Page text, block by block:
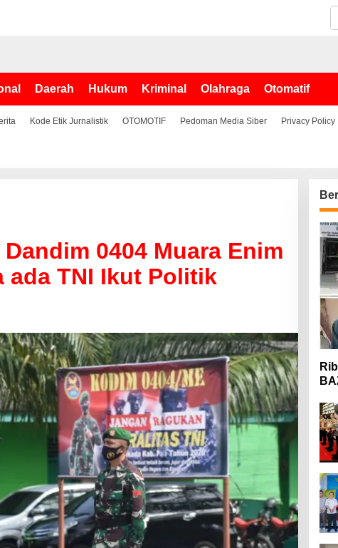
Daerah Hukum Kriminal Olahraga Otomatif
Kode Etik Jurnalistik OTOMOTIF Pedoman Media Siber Privacy Policy
0404 Muara Enim
ada TNI Ikut Politik